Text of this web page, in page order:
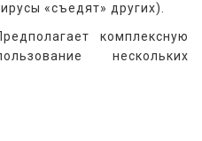
«съедят» других).
комплексную
нескольких